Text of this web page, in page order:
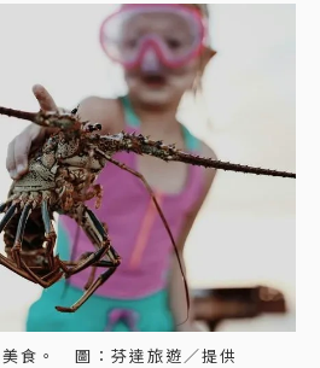
食。 圖：芬達旅遊／提供